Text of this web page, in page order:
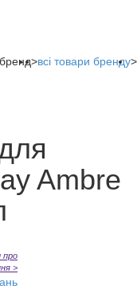
>всі товари бренду>
Ambre
про
>